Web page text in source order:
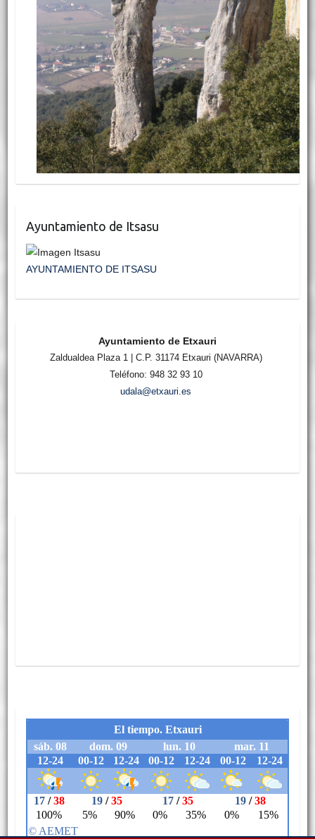
Ayuntamiento de Itsasu
AYUNTAMIENTO DE ITSASU
Ayuntamiento de Etxauri
Zaldualdea Plaza 1 | C.P. 31174 Etxauri (NAVARRA)
Teléfono: 948 32 93 10
udala@etxauri.es